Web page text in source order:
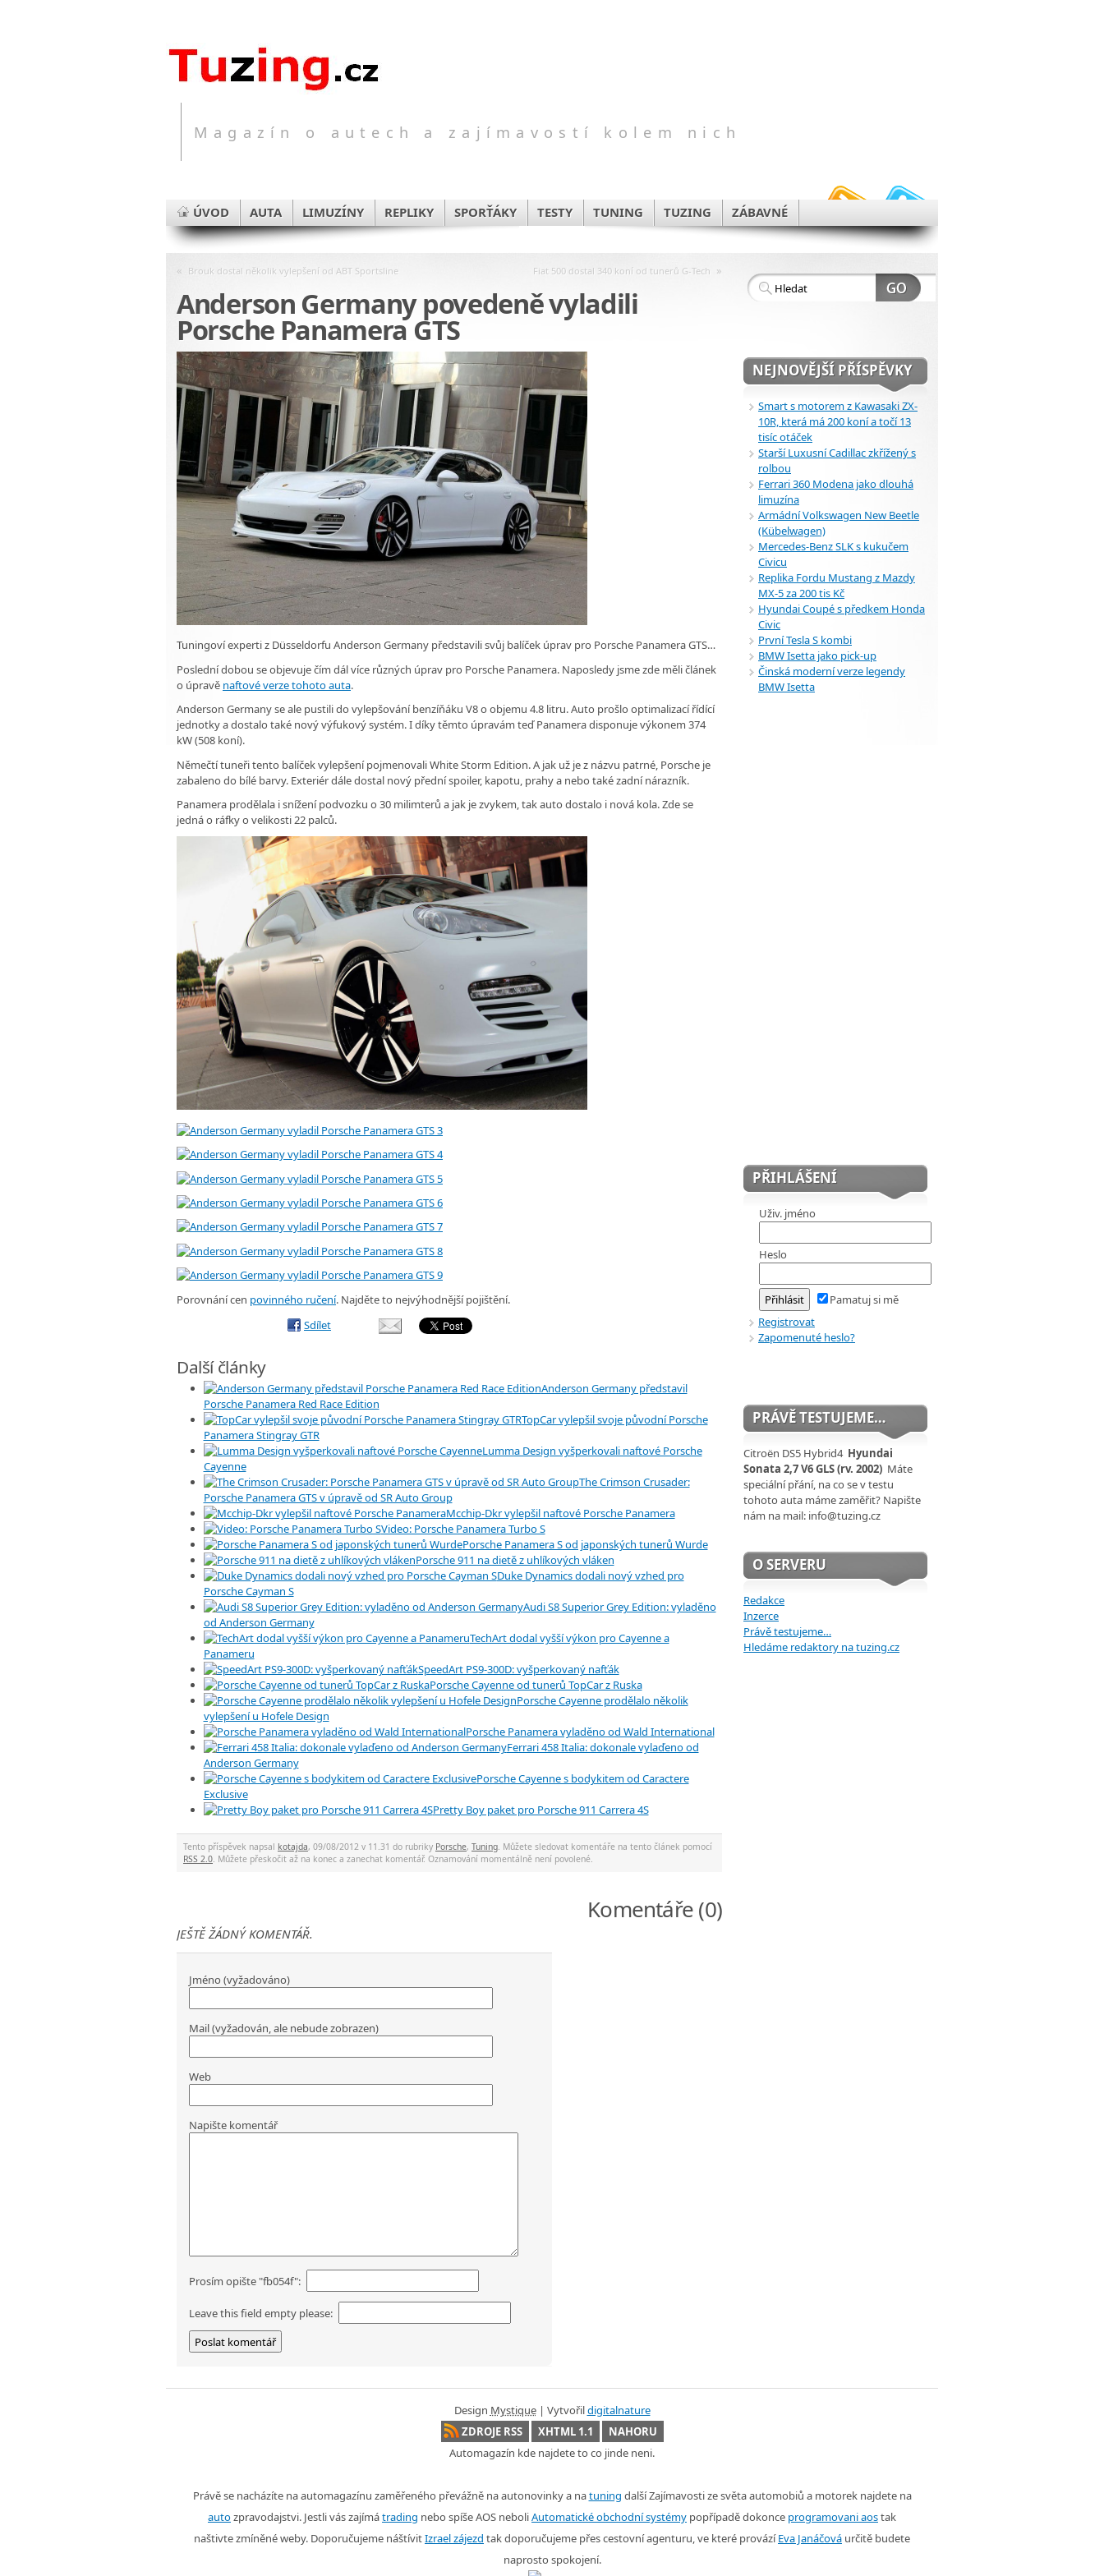
Magazín o autech a zajímavostí kolem nich
ÚVOD AUTA LIMUZÍNY REPLIKY SPORŤÁKY TESTY TUNING TUZING ZÁBAVNÉ
« Brouk dostal několik vylepšení od ABT Sportsline Fiat 500 dostal 340 koní od tunerů G-Tech »
Anderson Germany povedeně vyladili
Porsche Panamera GTS
Tuningoví experti z Düsseldorfu Anderson Germany představili svůj balíček úprav pro Porsche Panamera GTS…
Poslední dobou se objevuje čím dál více různých úprav pro Porsche Panamera. Naposledy jsme zde měli článek
o úpravě naftové verze tohoto auta.
Anderson Germany se ale pustili do vylepšování benzíňáku V8 o objemu 4.8 litru. Auto prošlo optimalizací řídící
jednotky a dostalo také nový výfukový systém. I díky těmto úpravám teď Panamera disponuje výkonem 374
kW (508 koní).
Němečtí tuneři tento balíček vylepšení pojmenovali White Storm Edition. A jak už je z názvu patrné, Porsche je
zabaleno do bílé barvy. Exteriér dále dostal nový přední spoiler, kapotu, prahy a nebo také zadní nárazník.
Panamera prodělala i snížení podvozku o 30 milimterů a jak je zvykem, tak auto dostalo i nová kola. Zde se
jedná o ráfky o velikosti 22 palců.
Porovnání cen povinného ručení. Najděte to nejvýhodnější pojištění.
Sdílet
Další články
Anderson Germany představil
Porsche Panamera Red Race Edition
TopCar vylepšil svoje původní Porsche
Panamera Stingray GTR
Lumma Design vyšperkovali naftové Porsche
Cayenne
The Crimson Crusader:
Porsche Panamera GTS v úpravě od SR Auto Group
Mcchip-Dkr vylepšil naftové Porsche Panamera
Video: Porsche Panamera Turbo S
Porsche Panamera S od japonských tunerů Wurde
Porsche 911 na dietě z uhlíkových vláken
Duke Dynamics dodali nový vzhed pro
Porsche Cayman S
Audi S8 Superior Grey Edition: vyladěno
od Anderson Germany
TechArt dodal vyšší výkon pro Cayenne a
Panameru
SpeedArt PS9-300D: vyšperkovaný nafťák
Porsche Cayenne od tunerů TopCar z Ruska
Porsche Cayenne prodělalo několik
vylepšení u Hofele Design
Porsche Panamera vyladěno od Wald International
Ferrari 458 Italia: dokonale vylaďeno od
Anderson Germany
Porsche Cayenne s bodykitem od Caractere
Exclusive
Pretty Boy paket pro Porsche 911 Carrera 4S
Tento příspěvek napsal kotajda, 09/08/2012 v 11.31 do rubriky Porsche, Tuning. Můžete sledovat komentáře na tento článek pomocí
RSS 2.0. Můžete přeskočit až na konec a zanechat komentář. Oznamování momentálně není povolené.
Komentáře (0)
JEŠTĚ ŽÁDNÝ KOMENTÁŘ.
Jméno (vyžadováno)
Mail (vyžadován, ale nebude zobrazen)
Web
Napište komentář
Prosím opište "fb054f":
Leave this field empty please:
NEJNOVĚJŠÍ PŘÍSPĚVKY
Smart s motorem z Kawasaki ZX-
10R, která má 200 koní a točí 13
tisíc otáček
Starší Luxusní Cadillac zkřížený s
rolbou
Ferrari 360 Modena jako dlouhá
limuzína
Armádní Volkswagen New Beetle
(Kübelwagen)
Mercedes-Benz SLK s kukučem
Civicu
Replika Fordu Mustang z Mazdy
MX-5 za 200 tis Kč
Hyundai Coupé s předkem Honda
Civic
První Tesla S kombi
BMW Isetta jako pick-up
Činská moderní verze legendy
BMW Isetta
PŘIHLÁŠENÍ
Uživ. jméno
Heslo
Pamatuj si mě
Registrovat
Zapomenuté heslo?
PRÁVĚ TESTUJEME…
Citroën DS5 Hybrid4 Hyundai
Sonata 2,7 V6 GLS (rv. 2002) Máte
speciální přání, na co se v testu
tohoto auta máme zaměřit? Napište
nám na mail: info@tuzing.cz
O SERVERU
Redakce
Inzerce
Právě testujeme…
Hledáme redaktory na tuzing.cz
Design Mystique| Vytvořildigitalnature
ZDROJE RSS
XHTML 1.1
NAHORU
Automagazín kde najdete to co jinde neni.
Právě se nacházíte na automagazínu zaměřeného převážně na autonovinky a natuning další Zajímavosti ze světa automobiů a motorek najdete na
autozpravodajstvi. Jestli vás zajímátrading nebo spíše AOS neboliAutomatické obchodní systémy popřípadě dokonce programovani aostak
naštivte zmíněné weby. Doporučujeme náštívitIzrael zájezd tak doporučujeme přes cestovní agenturu, ve které provázíEva Janáčová určitě budete
naprosto spokojení.